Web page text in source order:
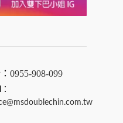
0955-908-099